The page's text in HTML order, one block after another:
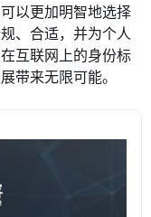
以更加明智地选择
、合适，并为个人
互联网上的身份标
带来无限可能。